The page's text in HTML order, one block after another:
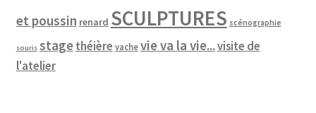
et poussin renard SCULPTURES scénographie
souris stagethéière vache vie va la vie...visite de
l'atelier